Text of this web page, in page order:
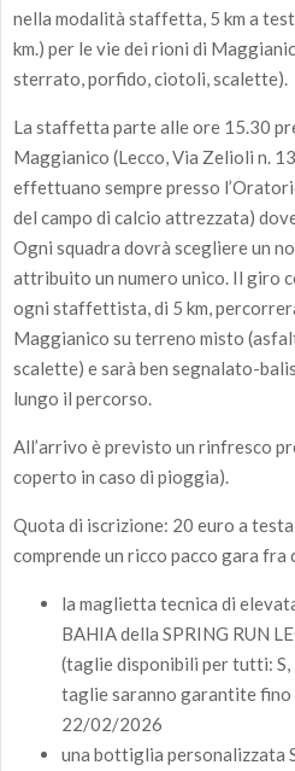
nella modalità staffetta, 5 km a
km.) per le vie dei rioni di
sterrato, porfido, ciotoli, scalette).
La staffetta parte alle ore 15.30
Maggianico (Lecco, Via Zelioli n.
effettuano sempre presso
del campo di calcio attrezzata)
Ogni squadra dovrà scegliere un
attribuito un numero unico. Il giro
ogni staffettista, di 5 km,
Maggianico su terreno misto
scalette) e sarà ben segnalato-
lungo il percorso.
All’arrivo è previsto un rinfresco
coperto in caso di pioggia).
Quota di iscrizione: 20 euro a
comprende un ricco pacco gara fra
la maglietta tecnica di
BAHIA della SPRING RUN
(taglie disponibili per tutti: S,
taglie saranno garantite
22/02/2026
una bottiglia personalizzata